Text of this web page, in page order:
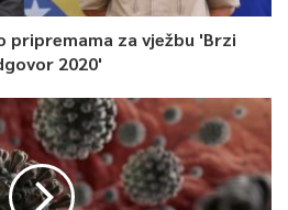
pripremama za vježbu 'Brzi
2020'